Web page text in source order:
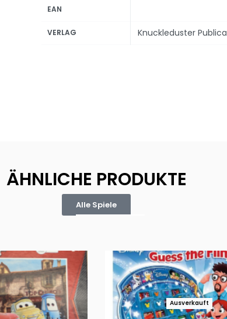
EAN
VERLAG Knuckleduster
ÄHNLICHE PRODUKTE
Alle Spiele
Ausverkauft